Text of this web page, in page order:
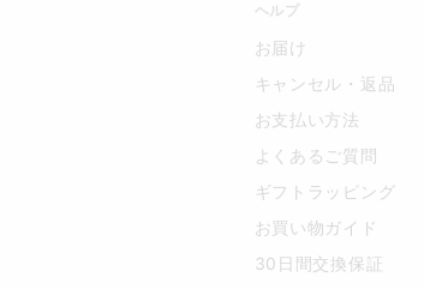
ヘルプ
お届け
キャンセル・返品
お支払い方法
よくあるご質問
ギフトラッピング
お買い物ガイド
30日間交換保証